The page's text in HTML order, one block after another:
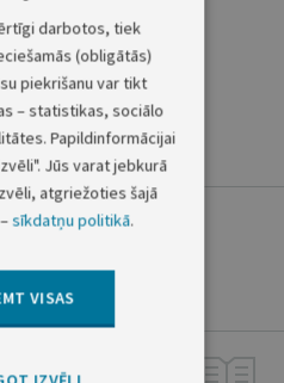
Nr.538
sistēmu
darbotos, tiek
(obligātās)
piekrišanu var tikt
– statistikas, sociālo
Papildinformācijai
Jūs varat jebkurā
atgriežoties šajā
–sīkdatņu politikā.
VISAS